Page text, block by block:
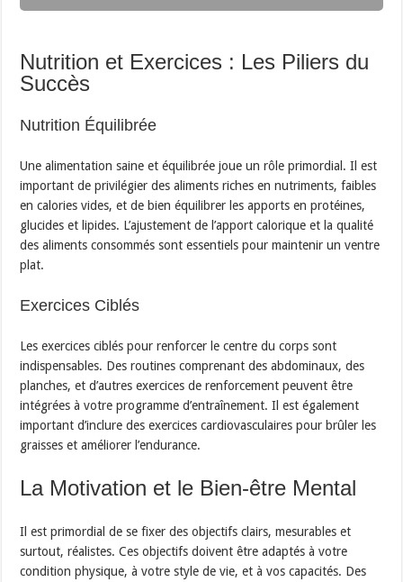
Nutrition et Exercices : Les Piliers du
Succès
Nutrition Équilibrée
Une alimentation saine et équilibrée joue un rôle primordial. Il est
important de privilégier des aliments riches en nutriments, faibles
en calories vides, et de bien équilibrer les apports en protéines,
glucides et lipides. L’ajustement de l’apport calorique et la qualité
des aliments consommés sont essentiels pour maintenir un ventre
plat.
Exercices Ciblés
Les exercices ciblés pour renforcer le centre du corps sont
indispensables. Des routines comprenant des abdominaux, des
planches, et d’autres exercices de renforcement peuvent être
intégrées à votre programme d’entraînement. Il est également
important d’inclure des exercices cardiovasculaires pour brûler les
graisses et améliorer l’endurance.
La Motivation et le Bien-être Mental
Il est primordial de se fixer des objectifs clairs, mesurables et
surtout, réalistes. Ces objectifs doivent être adaptés à votre
condition physique, à votre style de vie, et à vos capacités. Des